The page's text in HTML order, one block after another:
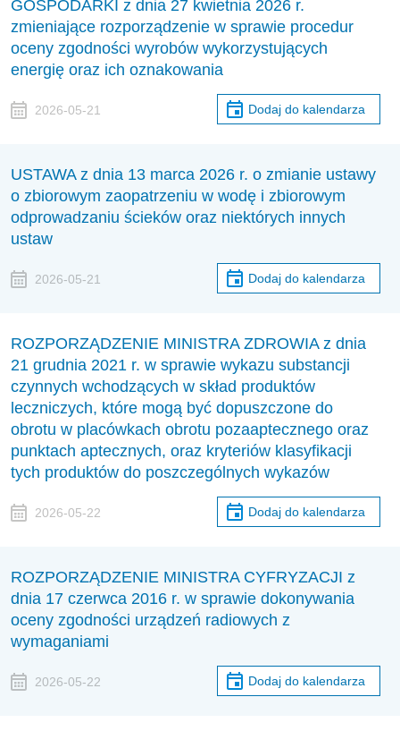
GOSPODARKI z dnia 27 kwietnia 2026 r.
zmieniające rozporządzenie w sprawie procedur
oceny zgodności wyrobów wykorzystujących
energię oraz ich oznakowania
2026-05-21 Dodaj do kalendarza
USTAWA z dnia 13 marca 2026 r. o zmianie ustawy
o zbiorowym zaopatrzeniu w wodę i zbiorowym
odprowadzaniu ścieków oraz niektórych innych
ustaw
2026-05-21 Dodaj do kalendarza
ROZPORZĄDZENIE MINISTRA ZDROWIA z dnia
21 grudnia 2021 r. w sprawie wykazu substancji
czynnych wchodzących w skład produktów
leczniczych, które mogą być dopuszczone do
obrotu w placówkach obrotu pozaaptecznego oraz
punktach aptecznych, oraz kryteriów klasyfikacji
tych produktów do poszczególnych wykazów
2026-05-22 Dodaj do kalendarza
ROZPORZĄDZENIE MINISTRA CYFRYZACJI z
dnia 17 czerwca 2016 r. w sprawie dokonywania
oceny zgodności urządzeń radiowych z
wymaganiami
2026-05-22 Dodaj do kalendarza